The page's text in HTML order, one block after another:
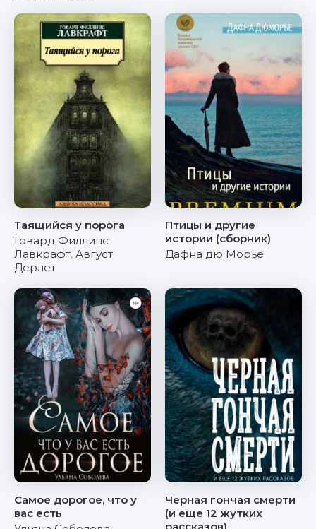
Таящийся у порога
Говард Филлипс
Лавкрафт, Август
Дерлет
Птицы и другие
истории (сборник)
Дафна дю Морье
Самое дорогое, что у
вас есть
Черная гончая смерти
(и еще 12 жутких